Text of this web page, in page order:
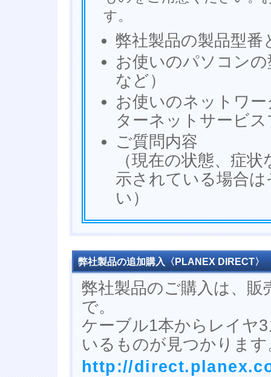
す。
弊社製品の製品型
お使いのパソコン
など）
お使いのネットワ
ターネットサービ
ご質問内容
（現在の状態、症
示されている場合
い）
弊社製品の追加購入〈PLANEX DIRECT〉
弊社製品のご購入は、
で。
ケーブル1本からレイヤ
いるものが見つかります
http://